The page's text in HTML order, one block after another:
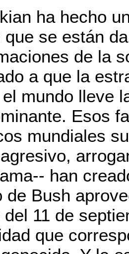
ha hecho
que se están
de la
a que la
mundo lleve
Esos
mundiales
han
de Bush
11 de
que